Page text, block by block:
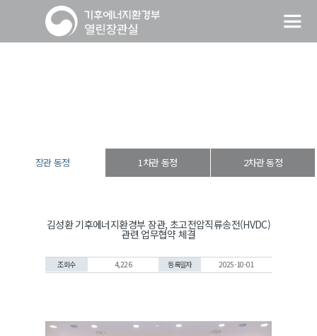
장관 동정 1차관 동정 2차관 동정
김성환 기후에너지환경부 장관, 초고전압직류송전(HVDC)
관련 업무협약 체결
조회수 4,226 등록일자 2025-10-01